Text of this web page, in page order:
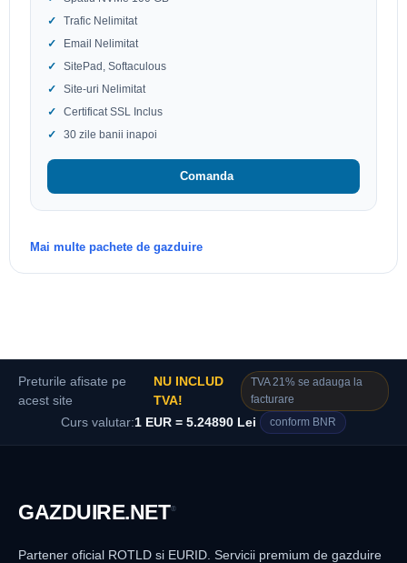
Trafic Nelimitat
Email Nelimitat
SitePad, Softaculous
Site-uri Nelimitat
Certificat SSL Inclus
30 zile banii inapoi
Comanda
Mai multe pachete de gazduire
Preturile afisate pe
acest site
NU INCLUD
TVA!
TVA 21% se adauga la
facturare
Curs valutar:1 EUR = 5.24890 Lei conform BNR
GAZDUIRE.NET®
Partener oficial ROTLD si EURID. Servicii premium de gazduire